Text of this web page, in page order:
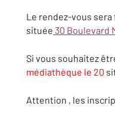
Le rendez-vous sera
située 30 Boulevard
Si vous souhaitez
médiathèque le 20
Attention , les